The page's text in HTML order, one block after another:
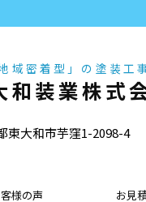
地域密着型」の塗装工
和装業株式
大和市芋窪1-2098-4
様の声 お見